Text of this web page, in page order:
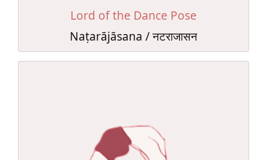
Lord of the Dance Pose
Naṭarājāsana / नटराजासन